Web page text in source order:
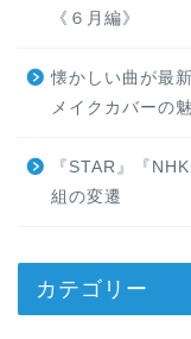
《６月編》
懐かしい曲が最
メイクカバーの
『STAR』『
組の変遷
カテゴリー